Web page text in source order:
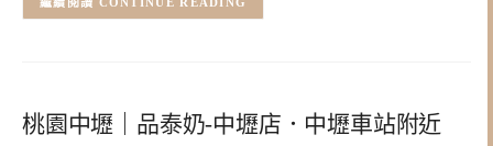
桃園中壢｜品泰奶-中壢店．中壢車站附近